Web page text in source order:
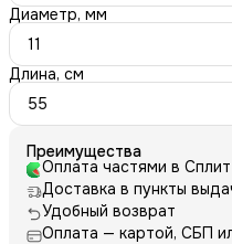
Диаметр, мм
11
Длина, см
55
Преимущества
Оплата частями в Сплит
Доставка в пункты
Удобный возврат
Оплата — картой, СБП